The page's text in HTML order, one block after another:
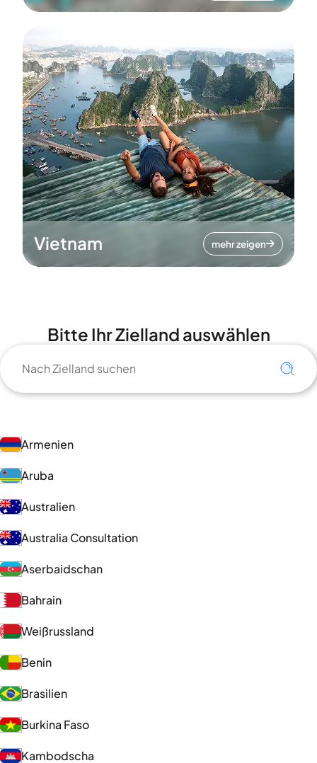
Vietnam mehr zeigen
Bitte Ihr Zielland auswählen
Armenien
Aruba
Australien
Australia Consultation
Aserbaidschan
Bahrain
Weißrussland
Benin
Brasilien
Burkina Faso
Kambodscha